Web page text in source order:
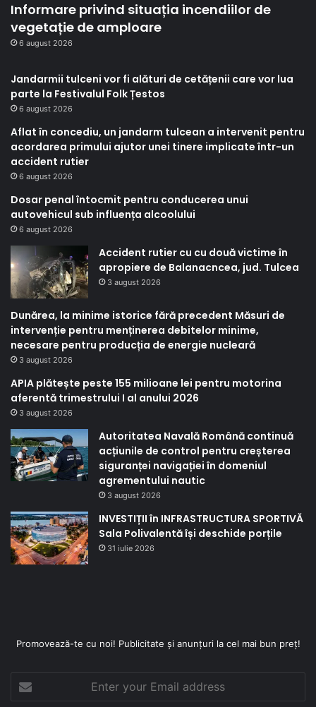
Informare privind situația incendiilor de
vegetație de amploare
6 august 2026
Jandarmii tulceni vor fi alături de cetățenii care vor lua
parte la Festivalul Folk Țestos
6 august 2026
Aflat în concediu, un jandarm tulcean a intervenit pentru
acordarea primului ajutor unei tinere implicate într-un
accident rutier
6 august 2026
Dosar penal întocmit pentru conducerea unui
autovehicul sub influența alcoolului
6 august 2026
Accident rutier cu cu două victime în
apropiere de Balanacncea, jud. Tulcea
3 august 2026
Dunărea, la minime istorice fără precedent Măsuri de
intervenție pentru menținerea debitelor minime,
necesare pentru producția de energie nucleară
3 august 2026
APIA plătește peste 155 milioane lei pentru motorina
aferentă trimestrului I al anului 2026
3 august 2026
Autoritatea Navală Română continuă
acțiunile de control pentru creșterea
siguranței navigației în domeniul
agrementului nautic
3 august 2026
INVESTIȚII în INFRASTRUCTURA SPORTIVĂ
Sala Polivalentă își deschide porțile
31 iulie 2026
Promovează-te cu noi! Publicitate și anunțuri la cel mai bun preț!
your